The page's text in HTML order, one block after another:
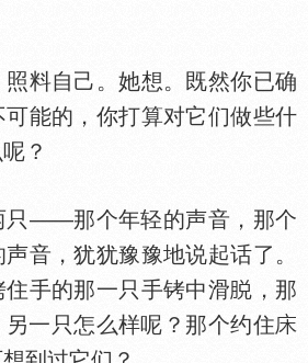
料自己。她想。既然你已确
能的，你打算对它们做些什
？
——那个年轻的声音，那个
音，犹犹豫豫地说起话了。
手的那一只手铐中滑
，那
一只怎么样呢？那个约住